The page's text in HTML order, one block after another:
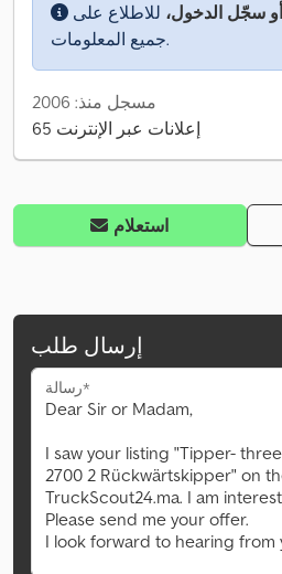
سجّل الدخول، للاطلاع على
جميع المعلومات.
مسجل منذ: 2006
65 إعلانات عبر الإنترنت
استعلام
إرسال طلب
رسالة*